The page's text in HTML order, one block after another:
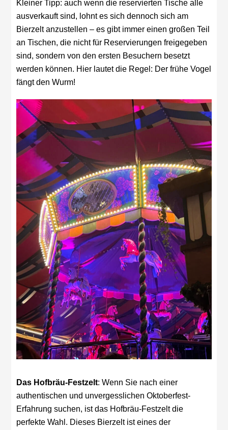
Kleiner Tipp: auch wenn die reservierten Tische alle
ausverkauft sind, lohnt es sich dennoch sich am
Bierzelt anzustellen – es gibt immer einen großen Teil
an Tischen, die nicht für Reservierungen freigegeben
sind, sondern von den ersten Besuchern besetzt
werden können. Hier lautet die Regel: Der frühe Vogel
fängt den Wurm!
Das Hofbräu-Festzelt: Wenn Sie nach einer
authentischen und unvergesslichen Oktoberfest-
Erfahrung suchen, ist das Hofbräu-Festzelt die
perfekte Wahl. Dieses Bierzelt ist eines der